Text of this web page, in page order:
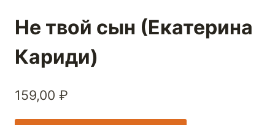
Не твой сын (Екатерина
Кариди)
159,00 ₽